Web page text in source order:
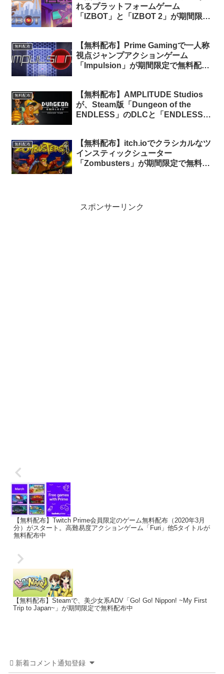
れるプラットフォームゲーム
「IZBOT」と「IZBOT 2」が期間限定
無料配布
【無料配布】Prime Gamingで一人称
視点ジャンプアクションゲーム
「Impulsion」が期間限定で無料配布
無料配布
【無料配布】AMPLITUDE Studios
が、Steam版「Dungeon of the
ENDLESS」のDLCと「ENDLESS
無料配布
【無料配布】itch.ioでクラシカルなツ
インスティックシューター
「Zombusters」が期間限定で無料配
スポンサーリンク
【無料配布】Twitch Prime会員限定のゲーム無料配布（2020年3月
分）がスタート。高難易度アクションゲーム「Furi」他5タイトルが
無料配布中
【無料配布】Steamで、美少女系ADV「Go! Go! Nippon! ~My First
Trip to Japan~」が期間限定で無料配布中
新着コメント通知登録